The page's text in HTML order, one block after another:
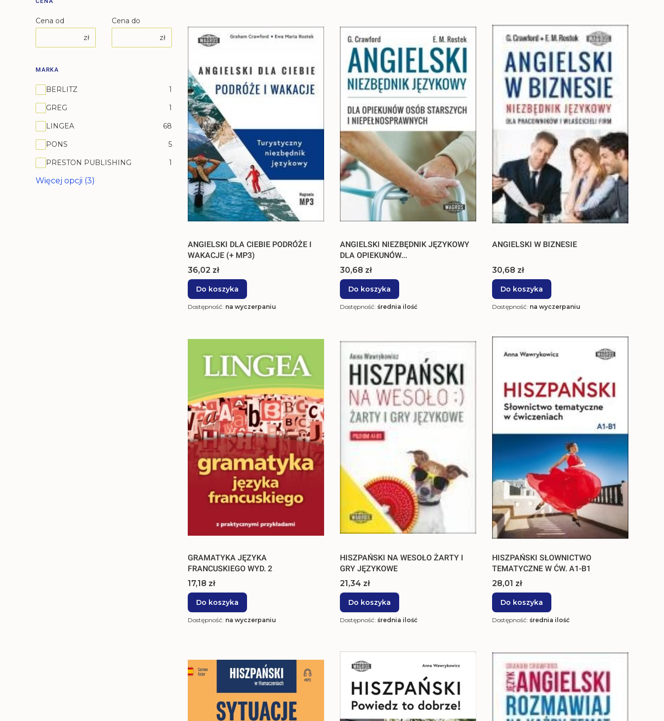
Cena od
zł
Cena do
zł
MARKA
MarkaBERLITZ 1
GREG 1
LINGEA 68
PONS 5
PRESTON PUBLISHING 1
Więcej opcji (3)
ANGIELSKI DLA CIEBIE PODRÓŻE I
WAKACJE (+ MP3)
Cena
36,02 zł
Do koszyka
Dostępność: na wyczerpaniu
ANGIELSKI NIEZBĘDNIK JĘZYKOWY
DLA OPIEKUNÓW...
Cena
30,68 zł
Do koszyka
Dostępność: średnia ilość
ANGIELSKI W BIZNESIE
Cena
30,68 zł
Do koszyka
Dostępność: na wyczerpaniu
GRAMATYKA JĘZYKA
FRANCUSKIEGO WYD. 2
Cena
17,18 zł
Do koszyka
Dostępność: na wyczerpaniu
HISZPAŃSKI NA WESOŁO ŻARTY I
GRY JĘZYKOWE
Cena
21,34 zł
Do koszyka
Dostępność: średnia ilość
HISZPAŃSKI SŁOWNICTWO
TEMATYCZNE W ĆW. A1-B1
Cena
28,01 zł
Do koszyka
Dostępność: średnia ilość